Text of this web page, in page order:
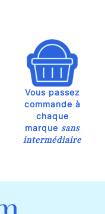
Vous passez
commande à
chaque
marque sans
intermédiaire